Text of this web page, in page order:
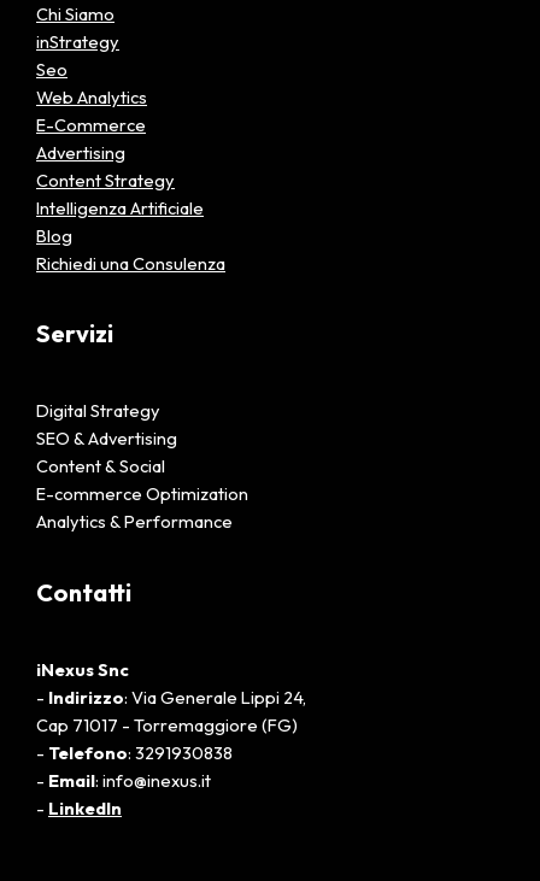
Chi Siamo
inStrategy
Seo
Web Analytics
E-Commerce
Advertising
Content Strategy
Intelligenza Artificiale
Blog
Richiedi una Consulenza
Servizi
Digital Strategy
SEO & Advertising
Content & Social
E-commerce Optimization
Analytics & Performance
Contatti
iNexus Snc
- Indirizzo: Via Generale Lippi 24,
Cap 71017 - Torremaggiore (FG)
- Telefono: 3291930838
- Email: info@inexus.it
- LinkedIn